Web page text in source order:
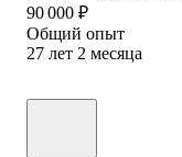
90 000 ₽
Общий опыт
27 лет 2 месяца